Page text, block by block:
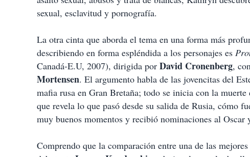
sexual, esclavitud y pornografía.
La otra cinta que aborda el tema en una forma más
describiendo en forma espléndida a los personajes es
Canadá-E.U, 2007), dirigida por David Cronenberg,
Mortensen. El argumento habla de las jovencitas del
mafia rusa en Gran Bretaña; todo se inicia con la
que revela lo que pasó desde su salida de Rusia, cómo
muy buenos momentos y recibió nominaciones al Oscar
Comprendo que la comparación entre una de las